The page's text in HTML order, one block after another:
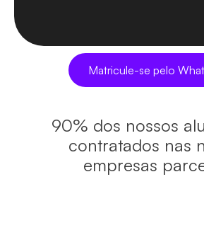
Matricule-se pelo
90% dos nossos
contratados nas
empresas